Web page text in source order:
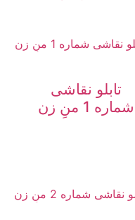
تابلو نقاشی
شماره 1 منِ زن